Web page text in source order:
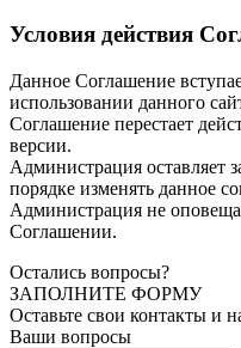
Условия действия
Данное Соглашение
использовании данного
Соглашение перестает
версии.
Администрация оставляет
порядке изменять данное
Администрация не
Соглашении.
Остались вопросы?
ЗАПОЛНИТЕ ФОРМУ
Оставьте свои контакты и
Ваши вопросы